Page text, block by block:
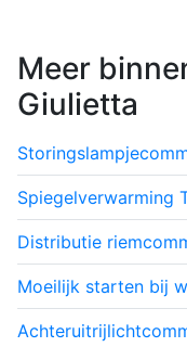
Meer
Giulietta
Storingslampje
Spiegelverwarming
Distributie riem
Moeilijk starten bij
Achteruitrijlicht